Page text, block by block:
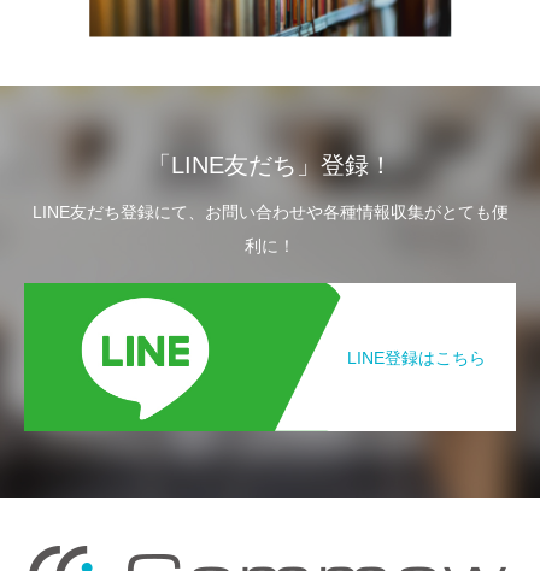
「LINE友だち」登録！
LINE友だち登録にて、お問い合わせや各種情報収集がとても便
利に！
LINE登録はこちら